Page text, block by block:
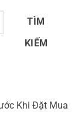
TÌM
KIẾM
Khi Đặt Mua